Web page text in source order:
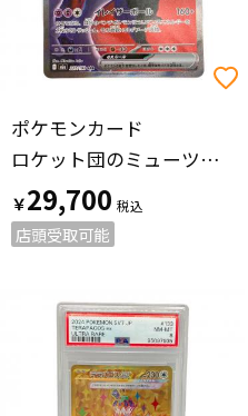
ポケモンカード
ロケット団のミューツーex ポケモンカード 237/193 SAR @
￥29,700
店頭受取可能